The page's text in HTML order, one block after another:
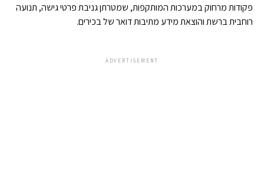
פקודות מרחוק במערכות המותקפות, שמטרתן גניבת פרטי גישה, תנועה
רוחבית ברשת והוצאת מידע מתיבות דואר של בכירים.
ADVERTISEMENT